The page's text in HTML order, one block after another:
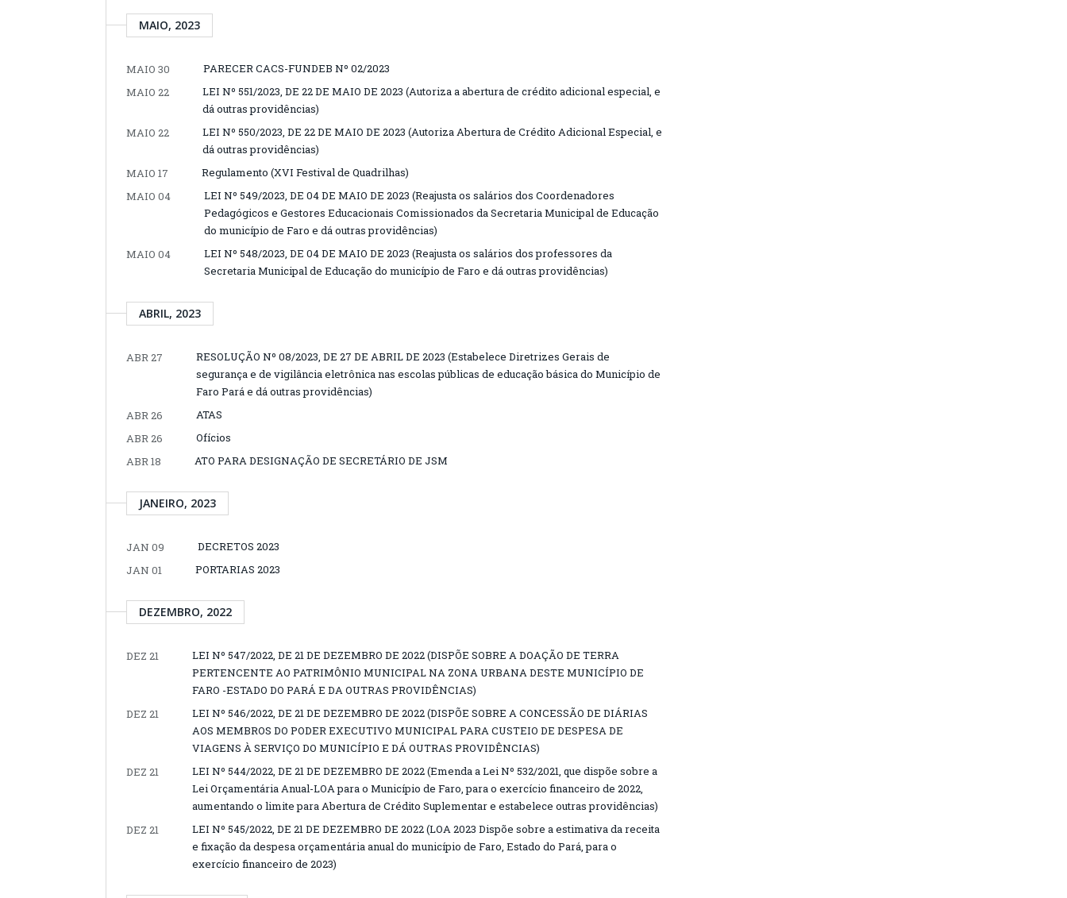
MAIO, 2023
MAIO 30
PARECER CACS-FUNDEB Nº 02/2023
MAIO 22
LEI Nº 551/2023, DE 22 DE MAIO DE 2023 (Autoriza a abertura de crédito adicional especial, e
dá outras providências)
MAIO 22
LEI Nº 550/2023, DE 22 DE MAIO DE 2023 (Autoriza Abertura de Crédito Adicional Especial, e
dá outras providências)
MAIO 17
Regulamento (XVI Festival de Quadrilhas)
MAIO 04
LEI Nº 549/2023, DE 04 DE MAIO DE 2023 (Reajusta os salários dos Coordenadores
Pedagógicos e Gestores Educacionais Comissionados da Secretaria Municipal de Educação
do município de Faro e dá outras providências)
MAIO 04
LEI Nº 548/2023, DE 04 DE MAIO DE 2023 (Reajusta os salários dos professores da
Secretaria Municipal de Educação do município de Faro e dá outras providências)
ABRIL, 2023
ABR 27
RESOLUÇÃO Nº 08/2023, DE 27 DE ABRIL DE 2023 (Estabelece Diretrizes Gerais de
segurança e de vigilância eletrônica nas escolas públicas de educação básica do Município de
Faro Pará e dá outras providências)
ABR 26
ATAS
ABR 26
Ofícios
ABR 18
ATO PARA DESIGNAÇÃO DE SECRETÁRIO DE JSM
JANEIRO, 2023
JAN 09
DECRETOS 2023
JAN 01
PORTARIAS 2023
DEZEMBRO, 2022
DEZ 21
LEI Nº 547/2022, DE 21 DE DEZEMBRO DE 2022 (DISPÕE SOBRE A DOAÇÃO DE TERRA
PERTENCENTE AO PATRIMÔNIO MUNICIPAL NA ZONA URBANA DESTE MUNICÍPIO DE
FARO -ESTADO DO PARÁ E DA OUTRAS PROVIDÊNCIAS)
DEZ 21
LEI Nº 546/2022, DE 21 DE DEZEMBRO DE 2022 (DISPÕE SOBRE A CONCESSÃO DE DIÁRIAS
AOS MEMBROS DO PODER EXECUTIVO MUNICIPAL PARA CUSTEIO DE DESPESA DE
VIAGENS À SERVIÇO DO MUNICÍPIO E DÁ OUTRAS PROVIDÊNCIAS)
DEZ 21
LEI Nº 544/2022, DE 21 DE DEZEMBRO DE 2022 (Emenda a Lei Nº 532/2021, que dispõe sobre a
Lei Orçamentária Anual-LOA para o Município de Faro, para o exercício financeiro de 2022,
aumentando o limite para Abertura de Crédito Suplementar e estabelece outras providências)
DEZ 21
LEI Nº 545/2022, DE 21 DE DEZEMBRO DE 2022 (LOA 2023 Dispõe sobre a estimativa da receita
e fixação da despesa orçamentária anual do município de Faro, Estado do Pará, para o
exercício financeiro de 2023)